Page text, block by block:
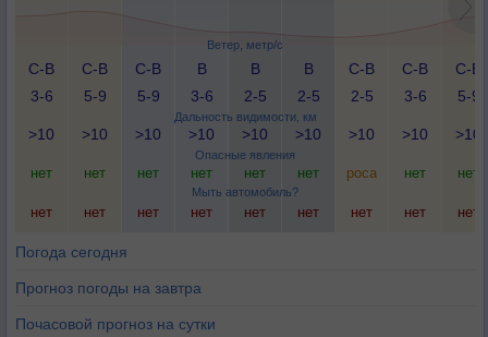
Ветер, метр/с
Дальность видимости, км
Опасные явления
Мыть автомобиль?
С-В
3-6
С-В
5-9
С-В
5-9
В
3-6
В
2-5
В
2-5
С-В
2-5
С-В
3-6
С-В
5-9
>10 >10 >10 >10 >10 >10 >10 >10 >10
нет нет нет нет нет нет роса нет нет
нет нет нет нет нет нет нет нет нет
Погода сегодня
Прогноз погоды на завтра
Почасовой прогноз на сутки